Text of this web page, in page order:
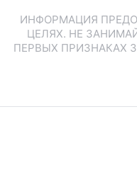
ИНФОРМАЦИЯ
ЦЕЛЯХ. НЕ
ПЕРВЫХ ПРИЗНАКАХ